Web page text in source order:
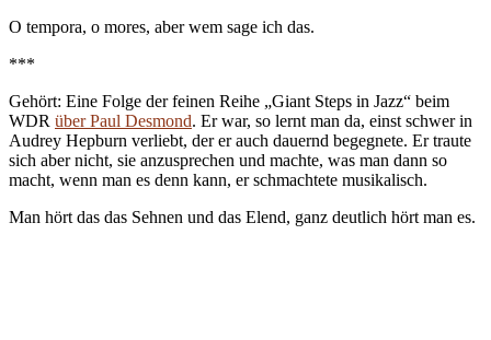
O tempora, o mores, aber wem sage ich das.
***
Gehört: Eine Folge der feinen Reihe „Giant Steps in Jazz“ beim
WDR über Paul Desmond. Er war, so lernt man da, einst schwer in
Audrey Hepburn verliebt, der er auch dauernd begegnete. Er traute
sich aber nicht, sie anzusprechen und machte, was man dann so
macht, wenn man es denn kann, er schmachtete musikalisch.
Man hört das das Sehnen und das Elend, ganz deutlich hört man es.